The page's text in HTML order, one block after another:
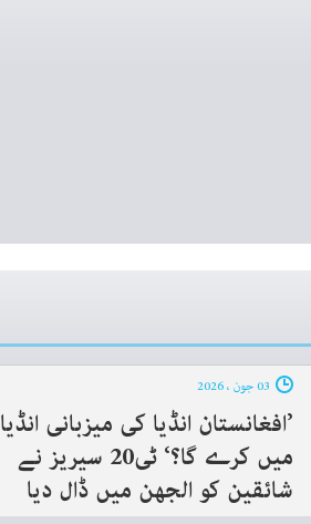
’افغانستان انڈیا کی میزبانی انڈیا
میں کرے گا؟‘ ٹی20 سیریز نے
شائقین کو الجھن میں ڈال دیا